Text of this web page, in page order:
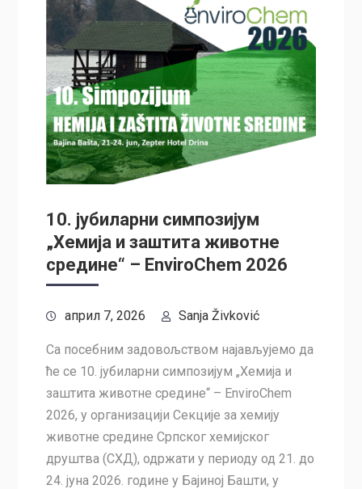
10. јубиларни симпозијум
„Хемија и заштита животне
средине“ – EnviroChem 2026
април 7, 2026 Sanja Živković
Са посебним задовољством најављујемо да
ће се 10. јубиларни симпозијум „Хемија и
заштита животне средине“ – EnviroChem
2026, у организацији Секције за хемију
животне средине Српског хемијског
друштва (СХД), одржати у периоду од 21. до
24. јуна 2026. године у Бајиној Башти, у